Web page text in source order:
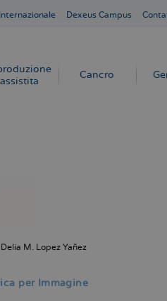
Dexeus Campus
assistita
Cancro
Delia M. Lopez Yañez
per Immagine